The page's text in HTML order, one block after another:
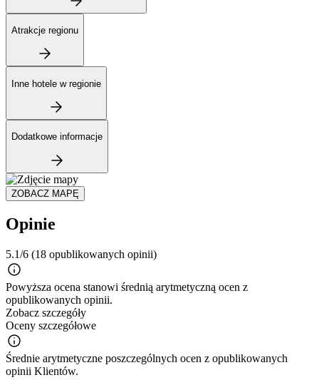
Atrakcje regionu
Inne hotele w regionie
Dodatkowe informacje
ZOBACZ MAPĘ
Opinie
5.1/6 (18 opublikowanych opinii)
Powyższa ocena stanowi średnią arytmetyczną ocen z
opublikowanych opinii.
Zobacz szczegóły
Oceny szczegółowe
Średnie arytmetyczne poszczególnych ocen z opublikowanych
opinii Klientów.